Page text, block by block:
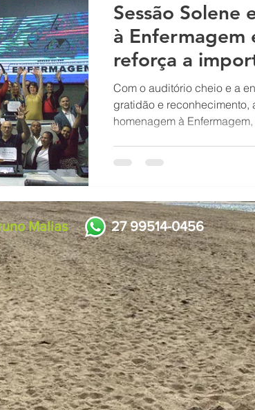
Projeto de Lei Demandas de Bairro
Ambiente Inclusão
Projeto Marsupiais Rede de Drenagem
Sessão Solene
à Enfermagem
reforça a
como
Com o auditório cheio e a
gratidão e reconhecimento,
homenagem à
Malias 27 99514-0456